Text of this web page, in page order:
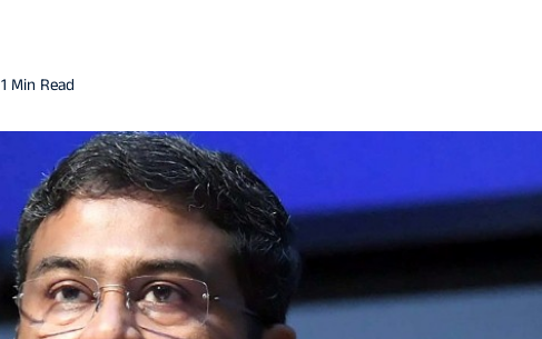
1 Min Read